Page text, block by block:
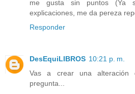
me gusta sin puntos (Ya
explicaciones, me da pereza
Responder
DesEquiLIBROS 10:21 p. m.
Vas a crear una alteración
pregunta...